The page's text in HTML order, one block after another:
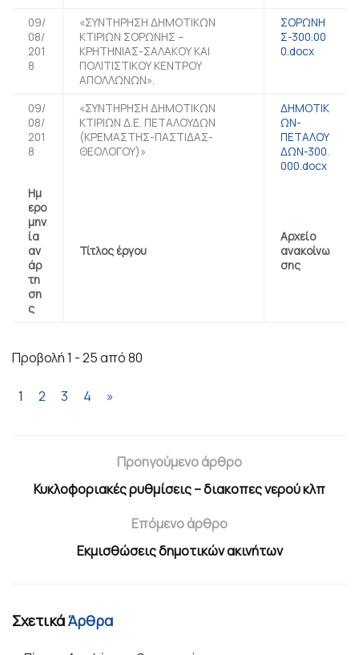
09/
08/
201
8
«ΣΥΝΤΗΡΗΣΗ ΔΗΜΟΤΙΚΩΝ
ΚΤΙΡΙΩΝ ΣΟΡΩΝΗΣ –
ΚΡΗΤΗΝΙΑΣ-ΣΑΛΑΚΟΥ ΚΑΙ
ΠΟΛΙΤΙΣΤΙΚΟΥ ΚΕΝΤΡΟΥ
ΑΠΟΛΛΩΝΩΝ».
ΣΟΡΩΝΗ
Σ-300.00
0.docx
09/
08/
201
8
«ΣΥΝΤΗΡΗΣΗ ΔΗΜΟΤΙΚΩΝ
ΚΤΙΡΙΩΝ Δ.Ε. ΠΕΤΑΛΟΥΔΩΝ
(ΚΡΕΜΑΣΤΗΣ-ΠΑΣΤΙΔΑΣ-
ΘΕΟΛΟΓΟΥ)»
ΔΗΜΟΤΙΚ
ΩΝ-
ΠΕΤΑΛΟΥ
ΔΩΝ-300.
000.docx
Ημ
ερο
μην
ία
αν
άρ
τη
ση
ς
Τίτλος έργου
Αρχείο
ανακοίνω
σης
Προβολή 1 - 25 από 80
1 2 3 4 »
Προηγούμενο άρθρο
Κυκλοφοριακές ρυθμίσεις – διακοπες νερού κλπ
Επόμενο άρθρο
Εκμισθώσεις δημοτικών ακινήτων
ΣχετικάΆρθρα